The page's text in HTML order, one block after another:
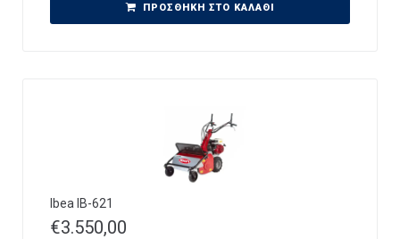
ΠΡΟΣΘΉΚΗ ΣΤΟ ΚΑΛΆΘΙ
Ibea IB-621
€3.550,00